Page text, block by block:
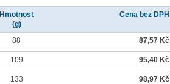
Hmotnost
(g)
Cena bez DPH
88 87,57 Kč
109 95,40 Kč
133 98,97 Kč